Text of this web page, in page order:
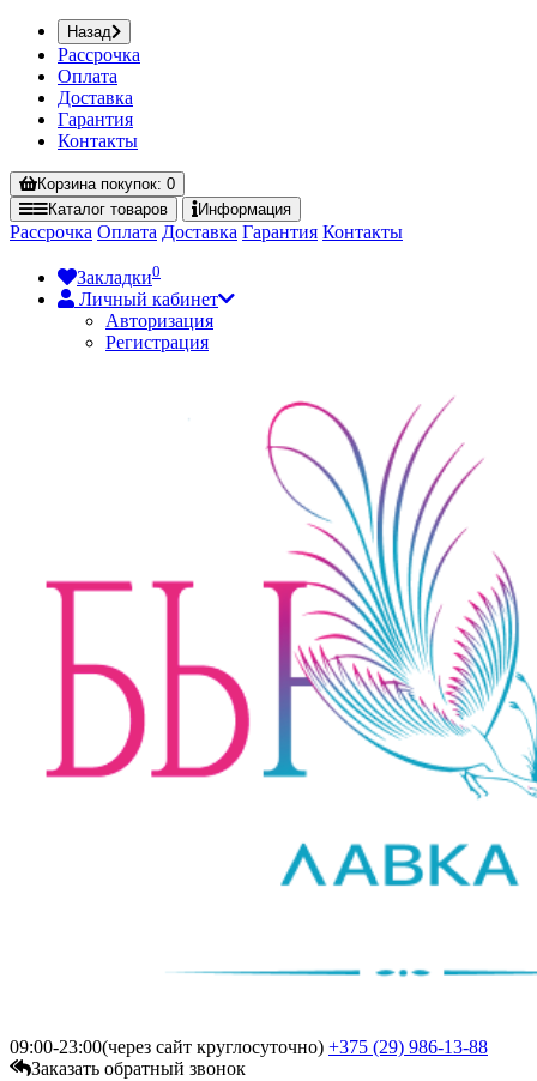
Назад
Рассрочка
Оплата
Доставка
Гарантия
Контакты
Корзинапокупок: 0
Каталог товаров Информация
Рассрочка Оплата Доставка Гарантия Контакты
Закладки0
Личный кабинет
Авторизация
Регистрация
09:00-23:00(через сайт круглосуточно) +375 (29) 986-13-88
Заказать обратный звонок